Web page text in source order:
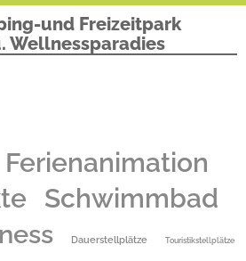
und Freizeitpark
Wellnessparadies
in unserem Massagecenter und bei geruhsamen
durch den Rheinwald oder am Rhein entlang, ob
Walking", ob Ausfllüge zu den hübschen Dörfern
zu einem der zahlreichen Weingüter, die immer einen
anbieten.
kommt der Frühling schon früh, der Sommer ist
Ferienanimation
Schwimmbad
Dauerstellplätze Touristikstellplätze